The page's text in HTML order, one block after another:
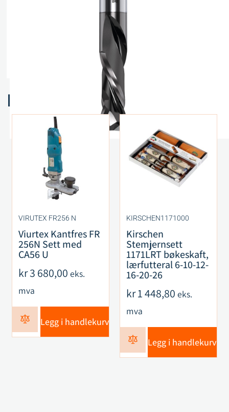
Spesifikasjoner
Relaterte produkter
VIRUTEX FR256 N
Viurtex Kantfres FR
256N Sett med
CA56 U
kr3 680,00 eks.
mva
Legg i handlekurv
KIRSCHEN1171000
Kirschen
Stemjernsett
1171LRT bøkeskaft,
lærfutteral 6-10-12-
16-20-26
kr1 448,80 eks.
mva
Legg i handlekurv